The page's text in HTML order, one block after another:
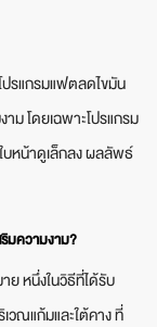
ปรแกรมแฟตลดไขมัน
ม โดยเฉพาะโปรแกรม
ใบหน้าดูเล็กลง ผลลัพธ์
ริมความงาม?
ย หนึ่งในวิธีที่ได้รับ
วณแก้มและใต้คาง ที่